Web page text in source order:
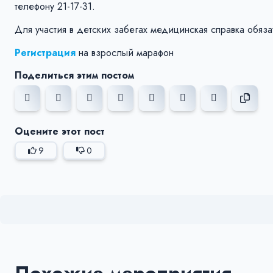
телефону 21-17-31.
Для участия в детских забегах медицинская справка
Регистрация на взрослый марафон
Поделиться этим постом
Оцените этот пост
9 0